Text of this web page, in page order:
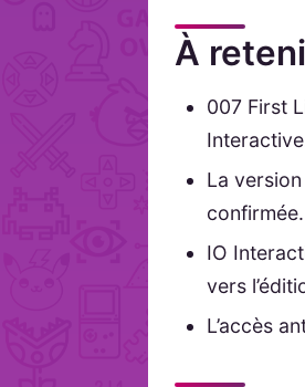
À
007 First
La
confirmée.
IO
vers
L’accès